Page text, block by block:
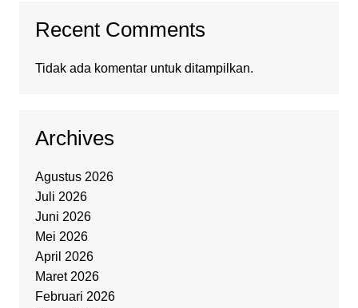
Recent Comments
Tidak ada komentar untuk ditampilkan.
Archives
Agustus 2026
Juli 2026
Juni 2026
Mei 2026
April 2026
Maret 2026
Februari 2026